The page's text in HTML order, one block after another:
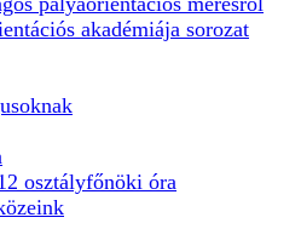
akadémiája sorozat
osztályfőnöki óra